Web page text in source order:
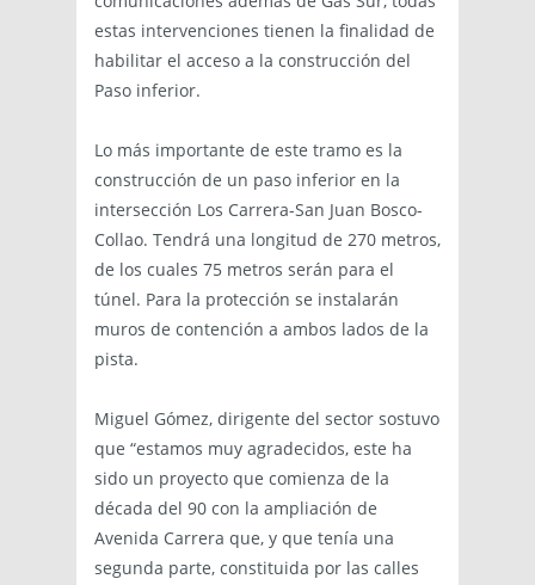
estas intervenciones tienen la finalidad de
habilitar el acceso a la construcción del
Paso inferior.
Lo más importante de este tramo es la
construcción de un paso inferior en la
intersección Los Carrera-San Juan Bosco-
Collao. Tendrá una longitud de 270 metros,
de los cuales 75 metros serán para el
túnel. Para la protección se instalarán
muros de contención a ambos lados de la
pista.
Miguel Gómez, dirigente del sector sostuvo
que “estamos muy agradecidos, este ha
sido un proyecto que comienza de la
década del 90 con la ampliación de
Avenida Carrera que, y que tenía una
segunda parte, constituida por las calles